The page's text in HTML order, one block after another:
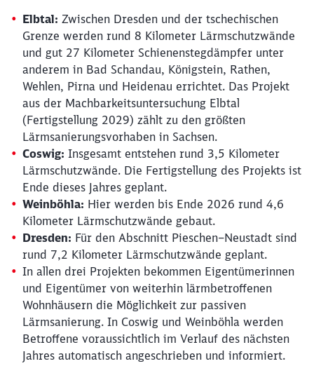
Elbtal: Zwischen Dresden und der tschechischen
Grenze werden rund 8 Kilometer Lärmschutzwände
und gut 27 Kilometer Schienenstegdämpfer unter
anderem in Bad Schandau, Königstein, Rathen,
Wehlen, Pirna und Heidenau errichtet. Das Projekt
aus der Machbarkeitsuntersuchung Elbtal
(Fertigstellung 2029) zählt zu den größten
Lärmsanierungsvorhaben in Sachsen.
Coswig: Insgesamt entstehen rund 3,5 Kilometer
Lärmschutzwände. Die Fertigstellung des Projekts ist
Ende dieses Jahres geplant.
Weinböhla: Hier werden bis Ende 2026 rund 4,6
Kilometer Lärmschutzwände gebaut.
Dresden: Für den Abschnitt Pieschen–Neustadt sind
rund 7,2 Kilometer Lärmschutzwände geplant.
In allen drei Projekten bekommen Eigentümerinnen
und Eigentümer von weiterhin lärmbetroffenen
Wohnhäusern die Möglichkeit zur passiven
Lärmsanierung. In Coswig und Weinböhla werden
Betroffene voraussichtlich im Verlauf des nächsten
Jahres automatisch angeschrieben und informiert.
Schließen
Möchten Sie zuweitergeleitet
werden?
Abbrechen Weiter